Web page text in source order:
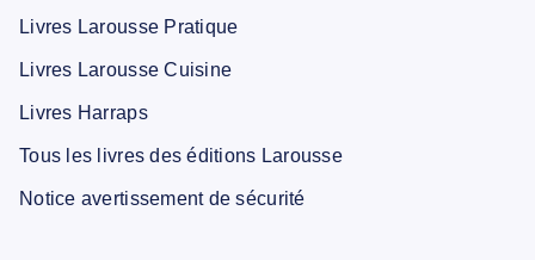
Livres Larousse Pratique
Livres Larousse Cuisine
Livres Harraps
Tous les livres des éditions Larousse
Notice avertissement de sécurité